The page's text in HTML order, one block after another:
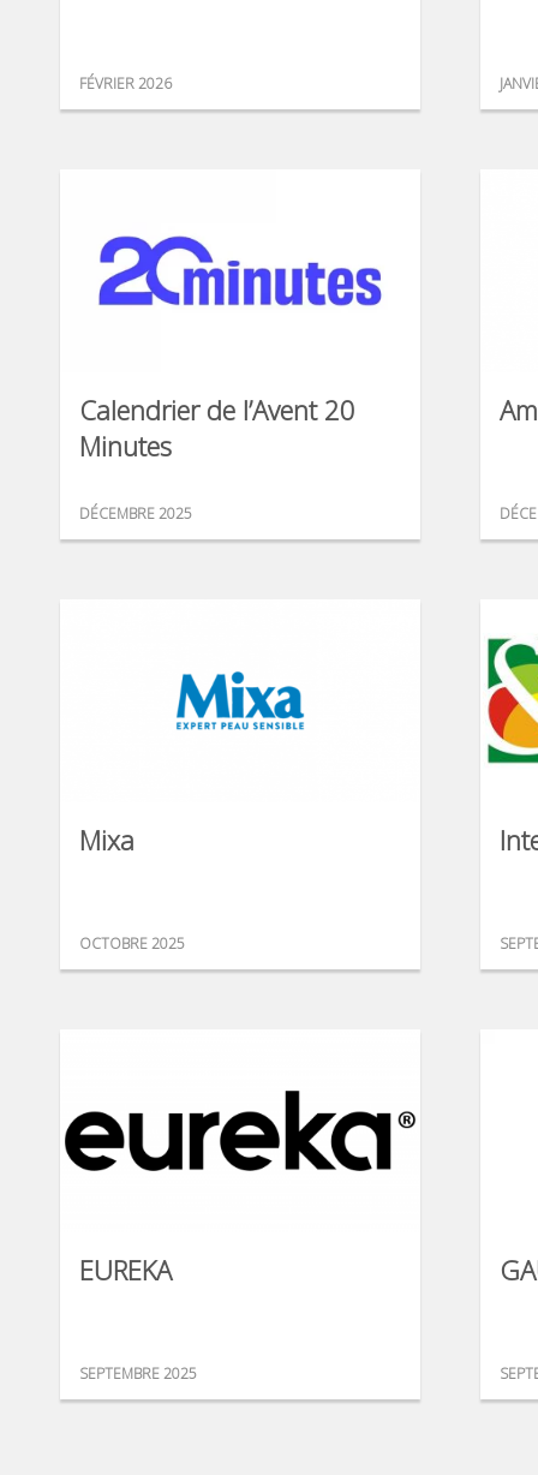
FÉVRIER 2026
Calendrier de l’Avent 20
Minutes
DÉCEMBRE 2025
Mixa
OCTOBRE 2025
EUREKA
SEPTEMBRE 2025